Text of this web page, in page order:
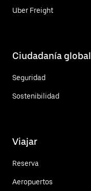
Uber Freight
Ciudadanía global
Seguridad
Sostenibilidad
Viajar
Reserva
Aeropuertos